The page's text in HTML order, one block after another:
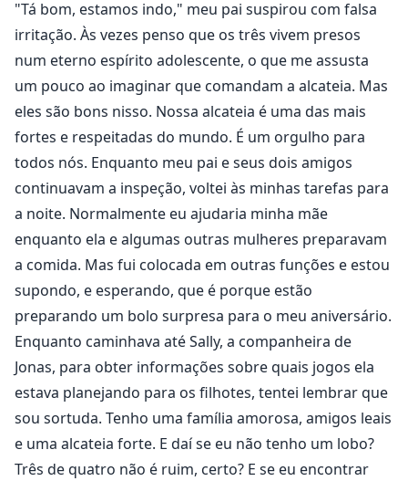
"Tá bom, estamos indo," meu pai suspirou com falsa
irritação. Às vezes penso que os três vivem presos
num eterno espírito adolescente, o que me assusta
um pouco ao imaginar que comandam a alcateia. Mas
eles são bons nisso. Nossa alcateia é uma das mais
fortes e respeitadas do mundo. É um orgulho para
todos nós. Enquanto meu pai e seus dois amigos
continuavam a inspeção, voltei às minhas tarefas para
a noite. Normalmente eu ajudaria minha mãe
enquanto ela e algumas outras mulheres preparavam
a comida. Mas fui colocada em outras funções e estou
supondo, e esperando, que é porque estão
preparando um bolo surpresa para o meu aniversário.
Enquanto caminhava até Sally, a companheira de
Jonas, para obter informações sobre quais jogos ela
estava planejando para os filhotes, tentei lembrar que
sou sortuda. Tenho uma família amorosa, amigos leais
e uma alcateia forte. E daí se eu não tenho um lobo?
Três de quatro não é ruim, certo? E se eu encontrar